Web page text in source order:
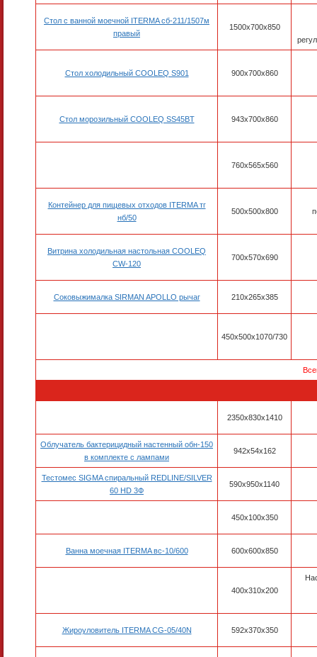
Стол с ванной моечной ITERMA сб-211/1507м
правый
1500х700х850
Стол холодильный COOLEQ S901 900x700x860
Стол морозильный COOLEQ SS45BT 943x700x860
760x565x560
Контейнер для пищевых отходов ITERMA тг
нб/50
500x500x800
Витрина холодильная настольная COOLEQ
CW-120
700x570x690
Соковыжималка SIRMAN APOLLO рычаг 210x265x385
450x500x1070/730
2350x830x1410
Облучатель бактерицидный настенный обн-150
в комплекте с лампами
942x54x162
Тестомес SIGMA спиральный REDLINE/SILVER
60 HD 3Ф
590x950x1140
450x100x350
Ванна моечная ITERMA вс-10/600 600x600x850
400х310х200
Жироуловитель ITERMA CG-05/40N 592х370х350